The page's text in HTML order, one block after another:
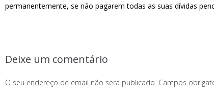
permanentemente, se não pagarem todas as suas dívidas
Deixe um comentário
O seu endereço de email não será publicado. Campos